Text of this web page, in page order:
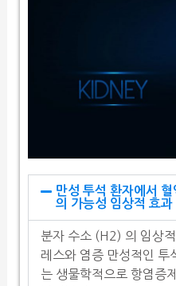
만성 투석 환자에서
의 가능성 임상적 효과
분자 수소 (H2) 의 임상
레스와 염증 만성적인 투
는 생물학적으로 항염증